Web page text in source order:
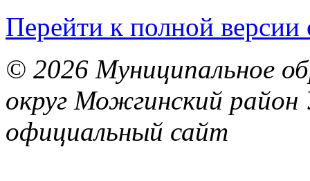
Перейти к полной версии
© 2026 Муниципальное
округ Можгинский район
официальный сайт